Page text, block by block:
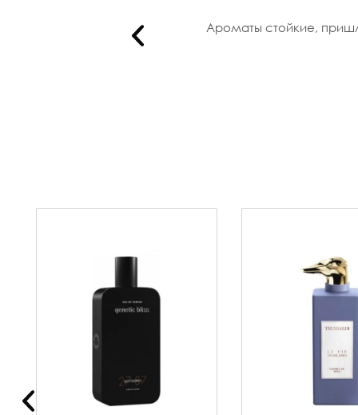
Ароматы стойкие,